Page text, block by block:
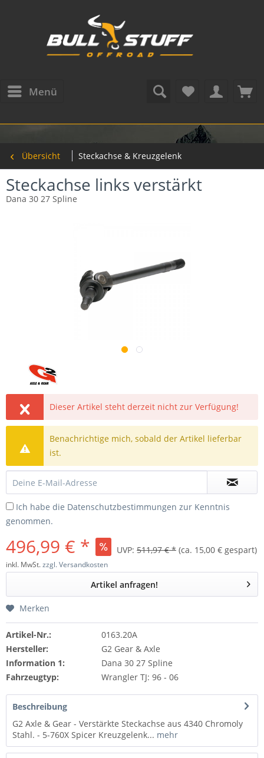
Menü
Übersicht Steckachse & Kreuzgelenk
Steckachse links verstärkt
Dana 30 27 Spline
Dieser Artikel steht derzeit nicht zur Verfügung!
Benachrichtige mich, sobald der Artikel lieferbar
ist.
Ich habe die Datenschutzbestimmungen zur Kenntnis
genommen.
496,99 € * UVP: 511,97 € * (ca. 15,00 € gespart)
inkl. MwSt.zzgl. Versandkosten
Artikel anfragen!
Merken
Artikel-Nr.:
0163.20A
Hersteller:
G2 Gear & Axle
Information 1:
Dana 30 27 Spline
Fahrzeugtyp:
Wrangler TJ: 96 - 06
Beschreibung
G2 Axle & Gear - Verstärkte Steckachse aus 4340 Chromoly
Stahl. - 5-760X Spicer Kreuzgelenk... mehr